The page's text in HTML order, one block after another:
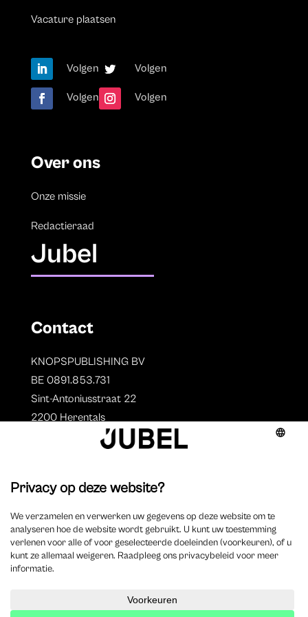
Vacature plaatsen
Volgen Volgen
Volgen Volgen
Over ons
Onze missie
Redactieraad
Jubel
Contact
KNOPSPUBLISHING BV
BE 0891.853.731
Sint-Antoniusstraat 22
2200 Herentals
Auteurs
Overzicht auteurs
Auteur worden?